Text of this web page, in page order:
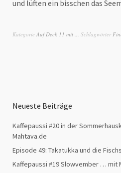
und lüften ein bisschen das
Kategorie Auf Deck 11 mit ... Schlagwörter
Neueste Beiträge
Kaffepaussi #20 in der
Mahtava.de
Episode 49: Takatukka und die
Kaffepaussi #19 Slowvember … mit